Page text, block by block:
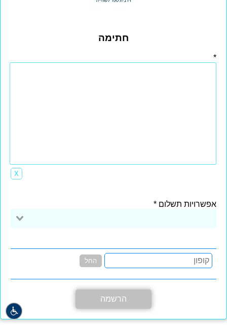
חתימה
X
אפשרויות תשלום
החל
הרשמה